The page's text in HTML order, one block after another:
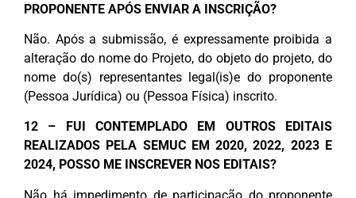
PROPONENTE APÓS ENVIAR A INSCRIÇÃO?
Não. Após a submissão, é expressamente proibida a
alteração do nome do Projeto, do objeto do projeto, do
nome do(s) representantes legal(is)e do proponente
(Pessoa Jurídica) ou (Pessoa Física) inscrito.
12 – FUI CONTEMPLADO EM OUTROS EDITAIS
REALIZADOS PELA SEMUC EM 2020, 2022, 2023 E
2024, POSSO ME INSCREVER NOS EDITAIS?